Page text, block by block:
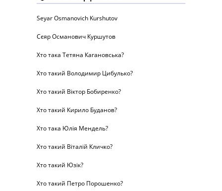
Seyar Osmanovich Kurshutov
Сєяр Османович Куршутов
Хто така Тетяна Кагановська?
Хто такий Володимир Цибулько?
Хто такий Віктор Бобиренко?
Хто такий Кирило Буданов?
Хто така Юлія Мендель?
Хто такий Віталій Кличко?
Хто такий Юзік?
Хто такий Петро Порошенко?